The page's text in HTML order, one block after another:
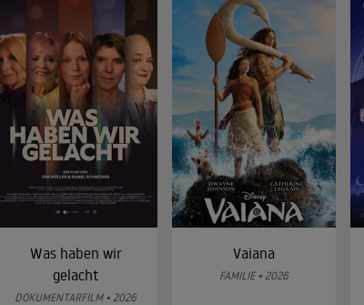
Was haben wir
gelacht
DOKUMENTARFILM • 2026
Vaiana
FAMILIE • 2026